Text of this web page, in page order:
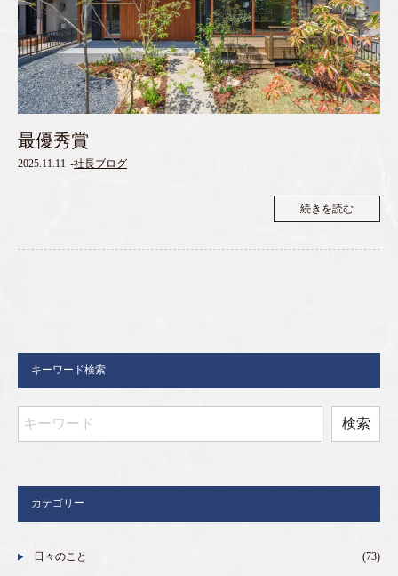
最優秀賞
2025.11.11 -社長ブログ
続きを読む
キーワード検索
カテゴリー
日々のこと (73)